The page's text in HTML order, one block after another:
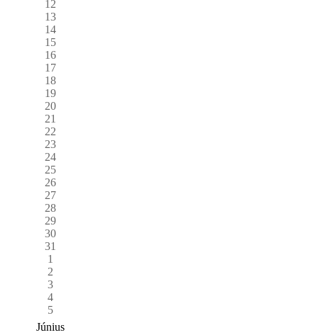
12
13
14
15
16
17
18
19
20
21
22
23
24
25
26
27
28
29
30
31
1
2
3
4
5
Június